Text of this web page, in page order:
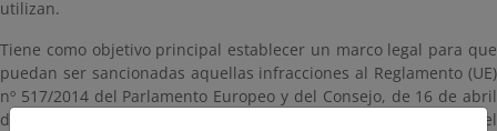
utilizan.
Tiene como objetivo principal establecer un marco legal para que
puedan ser sancionadas aquellas infracciones al Reglamento (UE)
nº 517/2014 del Parlamento Europeo y del Consejo, de 16 de abril
de 2014, sobre los gases fluorados de efecto invernadero y por el